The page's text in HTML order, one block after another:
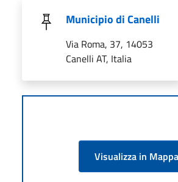
Municipio di Canelli
Via Roma, 37, 14053
Canelli AT, Italia
Visualizza in Mappa